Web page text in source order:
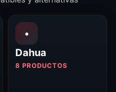
•
Dahua
8 PRODUCTOS